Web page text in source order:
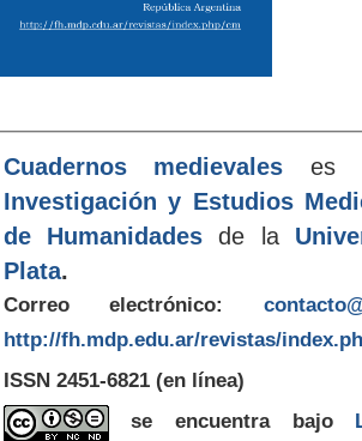
Cuadernos medievales es
Investigación y Estudios
de Humanidades de la
Plata.
Correo electrónico:
http://fh.mdp.edu.ar/revistas/
ISSN 2451-6821 (en línea)
se encuentra bajo